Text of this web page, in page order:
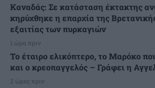
Καναδάς: Σε κατάσταση έκτακτης
κηρύχθηκε η επαρχία της
εξαιτίας των πυρκαγιών
1 ώρα πριν
Το έταιρο ελικόπτερο, το Μαρόκο
και ο κρεοπαγγελός – Γράφει η
2 ώρες πριν